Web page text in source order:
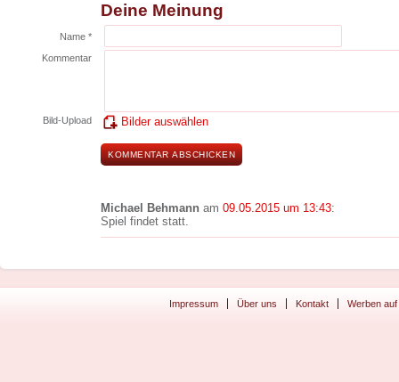
Deine Meinung
Name *
Kommentar
Bild-Upload Bilder auswählen
Michael Behmann am 09.05.2015 um 13:43:
Spiel findet statt.
Impressum Über uns Kontakt Werben